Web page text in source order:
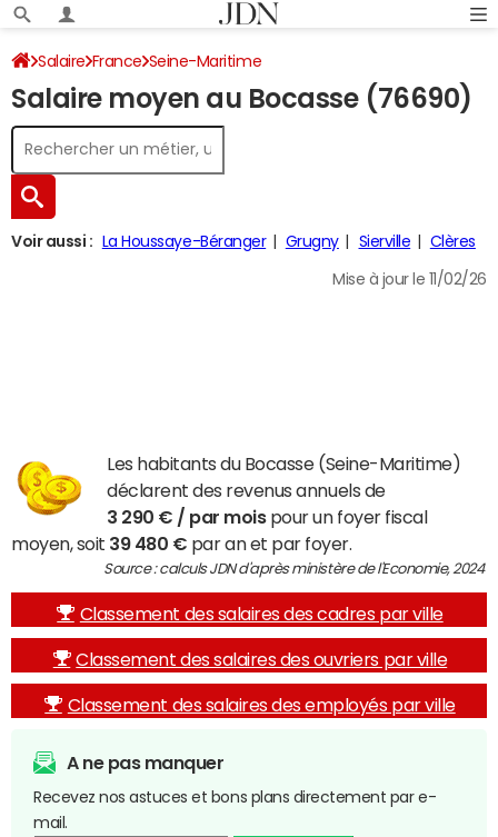
Salaire France Seine-Maritime
Salaire moyen au Bocasse (76690)
Voir aussi : La Houssaye-Béranger Grugny Sierville Clères
Mise à jour le 11/02/26
Les habitants du Bocasse (Seine-Maritime)
déclarent des revenus annuels de
3 290 € / par moispour un foyer fiscal
moyen, soit 39 480 € par an et par foyer.
Source : calculs JDN d'après ministère de l'Economie, 2024
Classement des salaires des cadres par ville
Classement des salaires des ouvriers par ville
Classement des salaires des employés par ville
A ne pas manquer
Recevez nos astuces et bons plans directement par e-
mail.